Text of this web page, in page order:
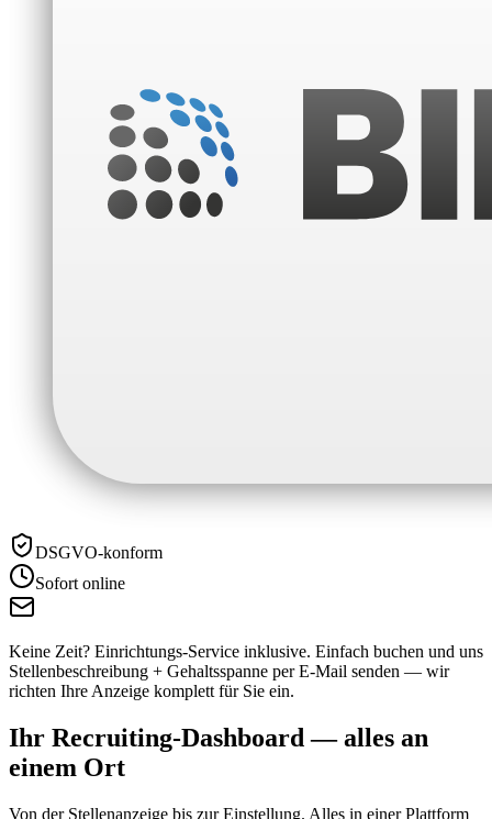
DSGVO-konform
Sofort online
Keine Zeit? Einrichtungs-Service inklusive. Einfach buchen und uns
Stellenbeschreibung + Gehaltsspanne per E-Mail senden — wir
richten Ihre Anzeige komplett für Sie ein.
Ihr Recruiting-Dashboard — alles an
einem Ort
Von der Stellenanzeige bis zur Einstellung. Alles in einer Plattform